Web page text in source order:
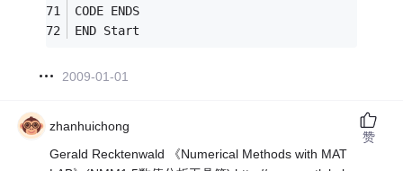
CODE ENDS
END Start
2009-01-01
zhanhuichong
Gerald Recktenwald 《Numerical Methods with MAT
赞